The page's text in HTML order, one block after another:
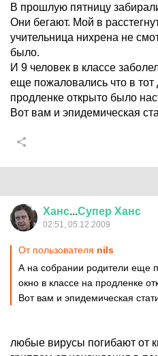
В прошлую пятницу
Они бегают. Мой в
учительница нихрена не
было.
И 9 человек в классе
еще пожаловались что в тот
продленке открыто было
Вот вам и эпидемическая
Ханс...Супер Ханс
02:51, 05.12.2009
От пользователя nils
А на собрании родители еще
окно в классе на продленке
Вот вам и эпидемическая
любые вирусы погибают от